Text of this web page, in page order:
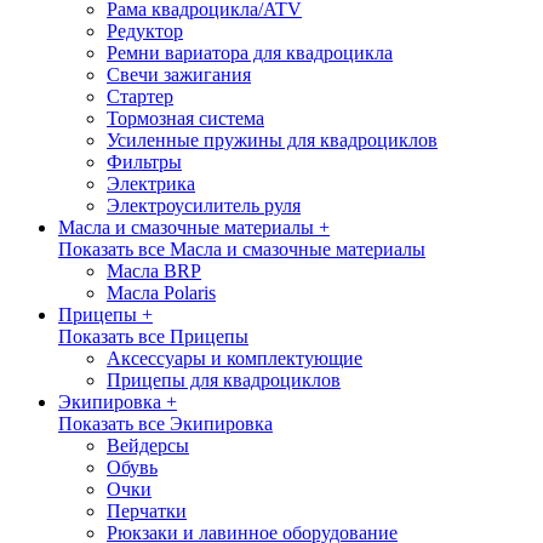
Рама квадроцикла/ATV
Редуктор
Ремни вариатора для квадроцикла
Свечи зажигания
Стартер
Тормозная система
Усиленные пружины для квадроциклов
Фильтры
Электрика
Электроусилитель руля
Масла и смазочные материалы +
Показать все Масла и смазочные материалы
Масла BRP
Масла Polaris
Прицепы +
Показать все Прицепы
Аксессуары и комплектующие
Прицепы для квадроциклов
Экипировка +
Показать все Экипировка
Вейдерсы
Обувь
Очки
Перчатки
Рюкзаки и лавинное оборудование